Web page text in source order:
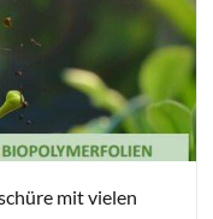
mit vielen